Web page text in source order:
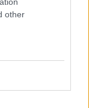
other
in